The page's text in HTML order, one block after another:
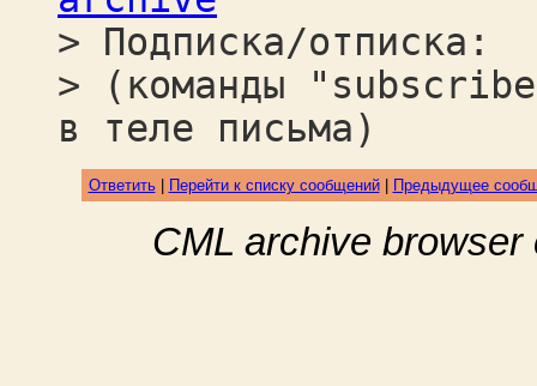
> Подписка/отписка:
> (команды
в теле письма)
Ответить| Перейти к списку сообщений| Предыдущее
CML archive